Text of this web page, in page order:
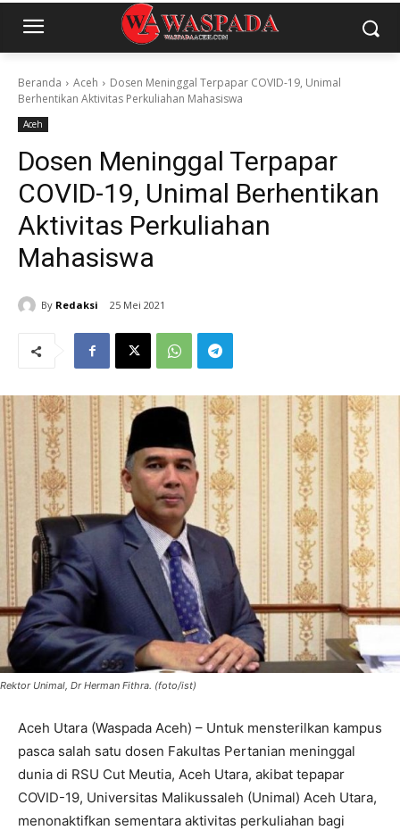
Beranda Aceh
Dosen Meninggal Terpapar COVID-19, Unimal
Berhentikan Aktivitas Perkuliahan Mahasiswa
Aceh
Dosen Meninggal Terpapar
COVID-19, Unimal Berhentikan
Aktivitas Perkuliahan
Mahasiswa
By Redaksi 25 Mei 2021
Rektor Unimal, Dr Herman Fithra. (foto/ist)
Aceh Utara (Waspada Aceh) – Untuk mensterilkan kampus
pasca salah satu dosen Fakultas Pertanian meninggal
dunia di RSU Cut Meutia, Aceh Utara, akibat tepapar
COVID-19, Universitas Malikussaleh (Unimal) Aceh Utara,
menonaktifkan sementara aktivitas perkuliahan bagi